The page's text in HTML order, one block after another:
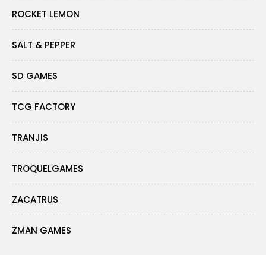
ROCKET LEMON
SALT & PEPPER
SD GAMES
TCG FACTORY
TRANJIS
TROQUELGAMES
ZACATRUS
ZMAN GAMES